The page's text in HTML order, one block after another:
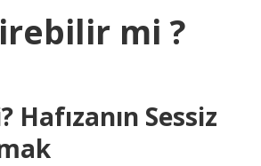
mi ?
Sessiz